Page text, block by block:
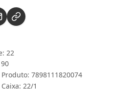
22
7898111820074
22/1